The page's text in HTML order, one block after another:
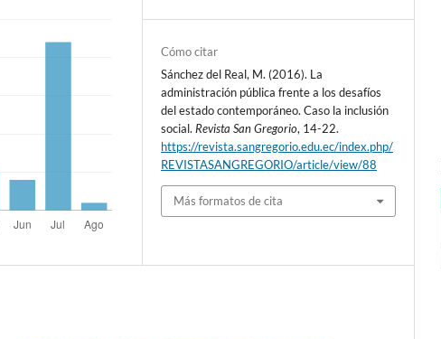
Cómo citar
Sánchez del Real, M. (2016). La
administración pública frente a los desafíos
del estado contemporáneo. Caso la inclusión
social. Revista San Gregorio, 14-22.
https://revista.sangregorio.edu.ec/index.php/
REVISTASANGREGORIO/article/view/88
Más formatos de cita